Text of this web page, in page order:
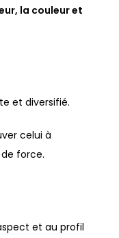
la couleur et
et diversifié.
celui à
force.
et au profil